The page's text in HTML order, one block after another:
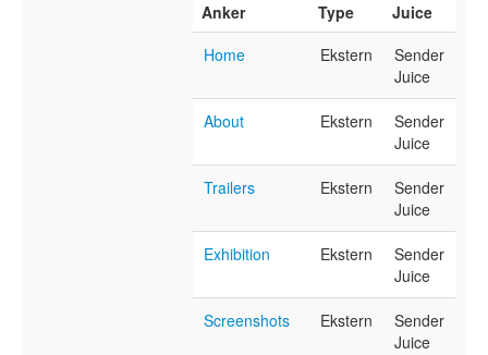
Anker Type
Juice
Home
Ekstern
Sender
Juice
About Ekstern
Sender
Juice
Trailers Ekstern
Sender
Juice
Exhibition Ekstern
Sender
Juice
Screenshots Ekstern
Sender
Juice